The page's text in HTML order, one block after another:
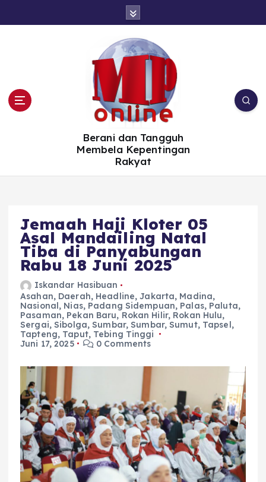
Berani dan Tangguh
Membela Kepentingan
Rakyat
Jemaah Haji Kloter 05
Asal Mandailing Natal
Tiba di Panyabungan
Rabu 18 Juni 2025
Iskandar Hasibuan
Asahan, Daerah, Headline,Jakarta, Madina,
Nasional, Nias, Padang Sidempuan, Palas, Paluta,
Pasaman, Pekan Baru, Rokan Hilir, Rokan Hulu,
Sergai,Sibolga,Sumbar,Sumbar,Sumut, Tapsel,
Tapteng, Taput, Tebing Tinggi
Juni 17, 2025
0 Comments